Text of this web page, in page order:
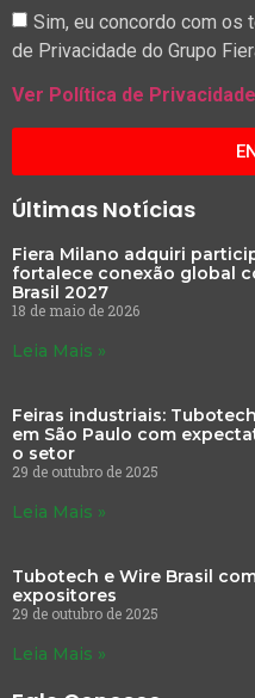
Sim, eu concordo com os
de Privacidade do Grupo
Ver Política de Privacidade
Últimas Notícias
Fiera Milano adquiri
fortalece conexão global
Brasil 2027
18 de maio de 2026
Leia Mais »
Feiras industriais:
em São Paulo com
o setor
29 de outubro de 2025
Leia Mais »
Tubotech e Wire Brasil
expositores
29 de outubro de 2025
Leia Mais »